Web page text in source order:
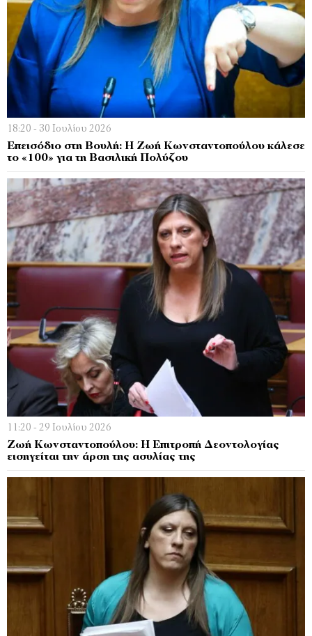
18:20 - 30 Ιουλίου 2026
Επεισόδιο στη Βουλή: Η Ζωή Κωνσταντοπούλου κάλεσε
το «100» για τη Βασιλική Πολύζου
11:20 - 29 Ιουλίου 2026
Ζωή Κωνσταντοπούλου: Η Επιτροπή Δεοντολογίας
εισηγείται την άρση της ασυλίας της